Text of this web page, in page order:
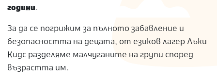
години.
За да се погрижим за пълното забавление и
безопасността на децата, от езиков лагер Лъки
Кидс разделяме малчуганите на групи според
възрастта им.